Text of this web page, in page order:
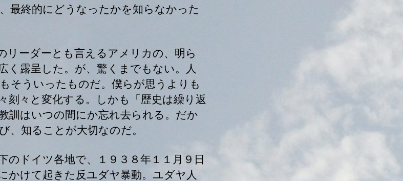
最終的にどうなったかを知らなかった
リーダーとも言えるアメリカの、明ら
く露呈した。が、驚くまでもない。人
そういったものだ。僕らが思うよりも
刻々と変化する。しかも「歴史は繰り返
訓はいつの間にか忘れ去られる。だか
、知ることが大切なのだ。
ドイツ各地で、１９３８年１１月９日
かけて起きた反ユダヤ暴動。ユダヤ人